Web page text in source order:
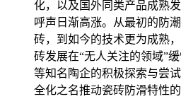
化，以及国外同类产品成熟
呼声日渐高涨。从最初的防
砖，到如今的技术更为成熟
砖发展在“无人关注的领域”
等知名陶企的积极探索与尝
全化之名推动瓷砖防滑特性